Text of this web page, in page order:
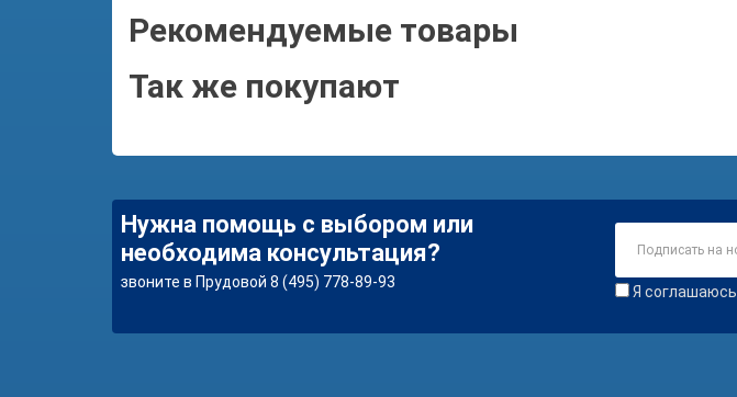
Рекомендуемые товары
Так же покупают
Нужна помощь с выбором или
необходима консультация?
звоните в Прудовой 8 (495) 778-89-93
Я